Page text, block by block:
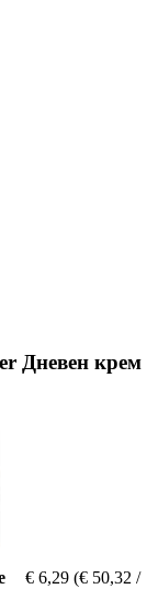
Дневен крем
€ 6,29 (€ 50,32 /